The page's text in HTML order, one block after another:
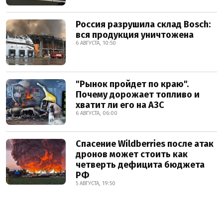
Россия разрушила склад Bosch:
вся продукция уничтожена
6 АВГУСТА, 10:50
"Рынок пройдет по краю".
Почему дорожает топливо и
хватит ли его на АЗС
6 АВГУСТА, 06:00
Спасение Wildberries после атак
дронов может стоить как
четверть дефицита бюджета
РФ
5 АВГУСТА, 19:50